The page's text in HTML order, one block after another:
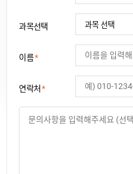
과목선택
이름*
연락처*